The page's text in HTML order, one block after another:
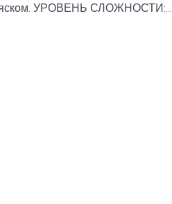
УРОВЕНЬ СЛОЖНОСТИ:...